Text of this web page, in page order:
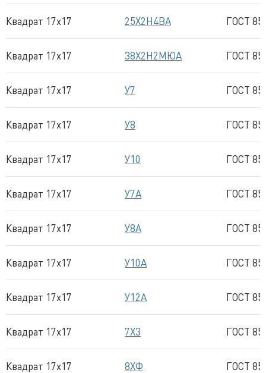
Квадрат 17x17 25Х2Н4ВА ГОСТ
Квадрат 17x17 38Х2Н2МЮА ГОСТ
Квадрат 17x17 У7 ГОСТ
Квадрат 17x17 У8 ГОСТ
Квадрат 17x17 У10 ГОСТ
Квадрат 17x17 У7А ГОСТ
Квадрат 17x17 У8А ГОСТ
Квадрат 17x17 У10А ГОСТ
Квадрат 17x17 У12А ГОСТ
Квадрат 17x17 7Х3 ГОСТ
Квадрат 17x17 8ХФ ГОСТ